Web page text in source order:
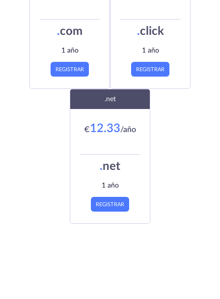
.com
1 año
REGISTRAR
.click
1 año
REGISTRAR
.net
€12.33/año
.net
1 año
REGISTRAR